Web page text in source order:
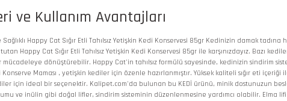
ve Kullanım Avantajları
Happy Cat Sığır Etli Tahılsız Yetişkin Kedi Konservesi 85gr Kedinizin damak
Happy Cat Sığır Etli Tahılsız Yetişkin Kedi Konservesi 85gr ile karşınızdayız. Bazı
dönüştürebilir. Happy Cat'in tahılsız formülü sayesinde, kedinizin sindirim
Maması , yetişkin kediler için özenle hazırlanmıştır. Yüksek kaliteli sığır eti
için ideal bir seçenektir. Kalipet.com'da bulunan bu KEDİ ürünü, minik dostunuzun
ve inülin gibi doğal lifler, sindirim sisteminin düzenlenmesine yardımcı olabilir.